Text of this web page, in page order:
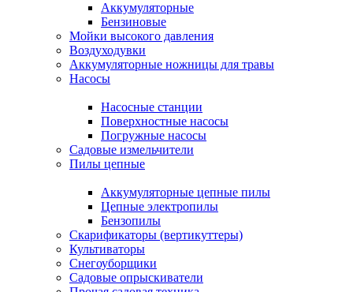
Аккумуляторные
Бензиновые
Мойки высокого давления
Воздуходувки
Аккумуляторные ножницы для травы
Насосы
Насосные станции
Поверхностные насосы
Погружные насосы
Садовые измельчители
Пилы цепные
Аккумуляторные цепные пилы
Цепные электропилы
Бензопилы
Скарификаторы (вертикуттеры)
Культиваторы
Снегоуборщики
Садовые опрыскиватели